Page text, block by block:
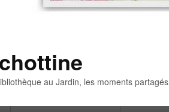
au Jardin, les moments partagés